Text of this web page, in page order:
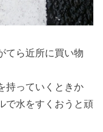
てら近所に買い物
持っていくときか
で水をすくおうと頑